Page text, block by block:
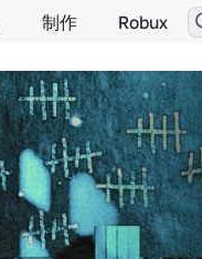
制作 Robux